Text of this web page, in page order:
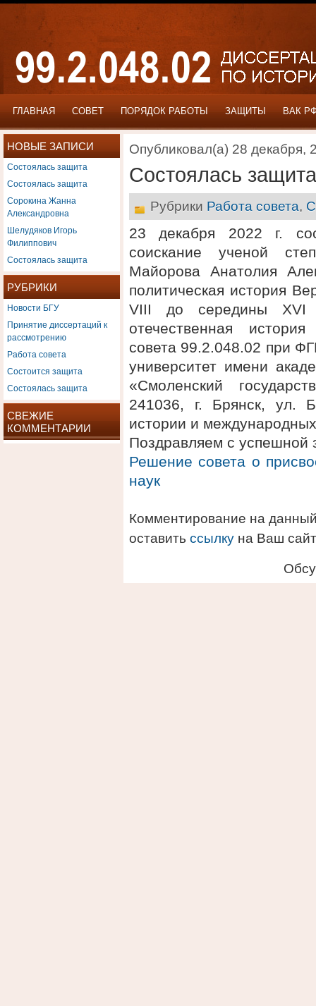
ГЛАВНАЯ СОВЕТ ПОРЯДОК РАБОТЫ ЗАЩИТЫ ВАК
НОВЫЕ ЗАПИСИ
Состоялась защита
Состоялась защита
Сорокина Жанна
Александровна
Шелудяков Игорь
Филиппович
Состоялась защита
РУБРИКИ
Новости БГУ
Принятие диссертаций к
рассмотрению
Работа совета
Состоится защита
Состоялась защита
СВЕЖИЕ
КОММЕНТАРИИ
Опубликовал(а) 28 декабря,
Состоялась защита
Рубрики Работа совета,
23 декабря 2022 г.
соискание ученой
Майорова Анатолия
политическая история
VIII до середины XVI
отечественная
совета 99.2.048.02 при
университет имени
«Смоленский
241036, г. Брянск, ул.
истории и
Поздравляем с успешной
Решение совета о
наук
Комментирование на
оставить ссылку на Ваш